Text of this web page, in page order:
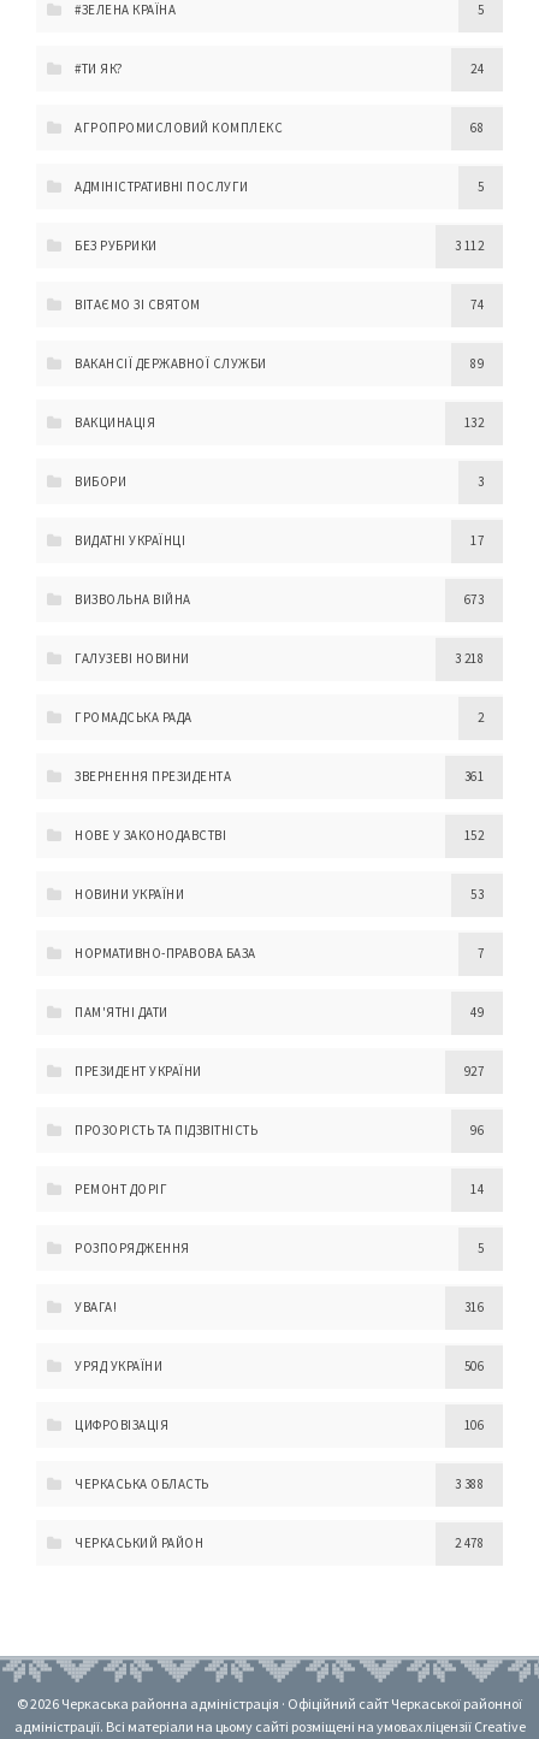
#ЗЕЛЕНА КРАЇНА 5
#ТИ ЯК? 24
АГРОПРОМИСЛОВИЙ КОМПЛЕКС 68
АДМІНІСТРАТИВНІ ПОСЛУГИ 5
БЕЗ РУБРИКИ 3 112
ВІТАЄМО ЗІ СВЯТОМ 74
ВАКАНСІЇ ДЕРЖАВНОЇ СЛУЖБИ 89
ВАКЦИНАЦІЯ 132
ВИБОРИ 3
ВИДАТНІ УКРАЇНЦІ 17
ВИЗВОЛЬНА ВІЙНА 673
ГАЛУЗЕВІ НОВИНИ 3 218
ГРОМАДСЬКА РАДА 2
ЗВЕРНЕННЯ ПРЕЗИДЕНТА 361
НОВЕ У ЗАКОНОДАВСТВІ 152
НОВИНИ УКРАЇНИ 53
НОРМАТИВНО-ПРАВОВА БАЗА 7
ПАМ'ЯТНІ ДАТИ 49
ПРЕЗИДЕНТ УКРАЇНИ 927
ПРОЗОРІСТЬ ТА ПІДЗВІТНІСТЬ 96
РЕМОНТ ДОРІГ 14
РОЗПОРЯДЖЕННЯ 5
УВАГА! 316
УРЯД УКРАЇНИ 506
ЦИФРОВІЗАЦІЯ 106
ЧЕРКАСЬКА ОБЛАСТЬ 3 388
ЧЕРКАСЬКИЙ РАЙОН 2 478
© 2026 Черкаська районна адміністрація · Офіційний сайт Черкаської районної
адміністрації. Всі матеріали на цьому сайті розміщені на умовах ліцензії Creative